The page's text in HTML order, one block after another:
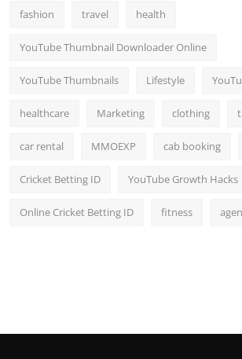
fashion travel health
YouTube Thumbnail Downloader Online
YouTube Thumbnails Lifestyle
healthcare Marketing clothing
car rental MMOEXP cab booking
Cricket Betting ID YouTube Growth Hacks
Online Cricket Betting ID fitness